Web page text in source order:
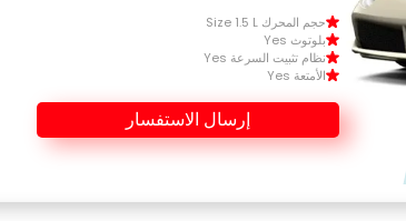
حجم المحرك Size 1.5 L
بلوتوث Yes
نظام تثبيت السرعة Yes
الأمتعة Yes
إرسال الاستفسار